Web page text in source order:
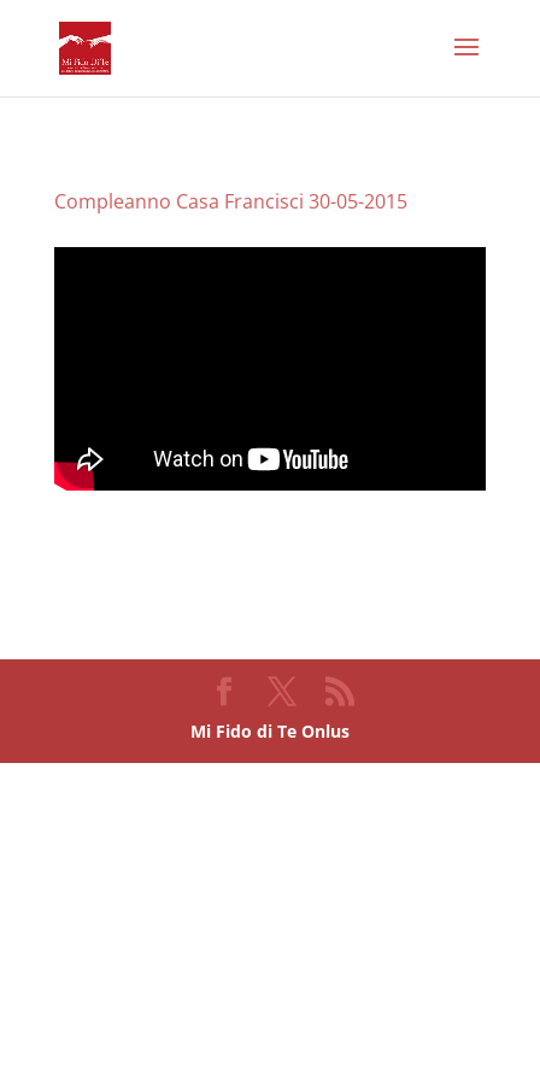
Compleanno Casa Francisci 30-05-2015
Mi Fido di Te Onlus